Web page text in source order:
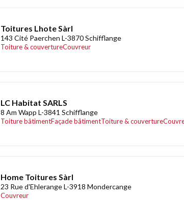
Toitures Lhote Sàrl
143 Cité Paerchen L-3870 Schifflange
Toiture & couvertureCouvreur
LC Habitat SARLS
8 Am Wapp L-3841 Schifflange
Toiture bâtimentFaçade bâtimentToiture & couverture
Home Toitures Sàrl
23 Rue d'Ehlerange L-3918 Mondercange
Couvreur